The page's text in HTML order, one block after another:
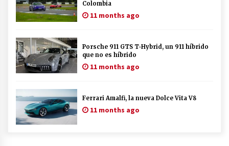
Colombia
11 months ago
Porsche 911 GTS T-Hybrid, un 911 híbrido
que no es híbrido
11 months ago
Ferrari Amalfi, la nueva Dolce Vita V8
11 months ago